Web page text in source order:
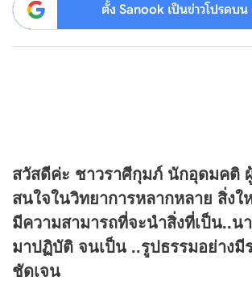
ตั้ง Sanook เป็นข่าวโปรดบ
สวัสดีค่ะ ชาวราศีกุมภ์ นักอุดมคติ
สนใจในวิทยาการหลากหลาย สิ่ง
มีความสามารถที่จะนำสิ่งที่เป็น..น
มาปฏิบัติ จนเป็น ..รูปธรรมอย่างมี
ชัดเจน